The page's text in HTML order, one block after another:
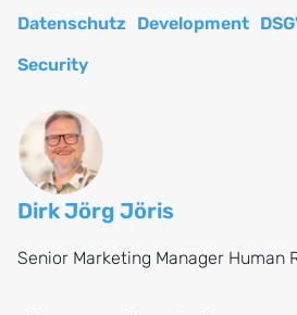
Datenschutz Development
Security
Dirk Jörg Jöris
Senior Marketing Manager Human